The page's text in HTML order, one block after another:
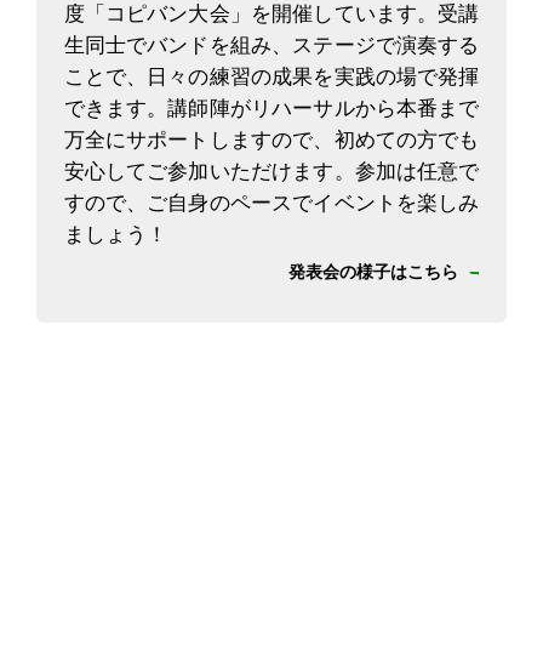
度「コピバン大会」を開催しています。受講
生同士でバンドを組み、ステージで演奏する
ことで、日々の練習の成果を実践の場で発揮
できます。講師陣がリハーサルから本番まで
万全にサポートしますので、初めての方でも
安心してご参加いただけます。参加は任意で
すので、ご自身のペースでイベントを楽しみ
ましょう！
発表会の様子はこちら